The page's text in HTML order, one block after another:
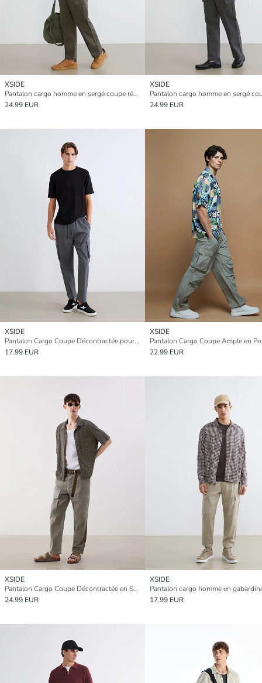
XSIDE
Pantalon cargo homme en sergé coupe régulière
24.99 EUR
XSIDE
24.99 EUR
XSIDE
Pantalon Cargo Coupe Décontractée pour Hommes
17.99 EUR
XSIDE
22.99 EUR
XSIDE
Pantalon Cargo Coupe Décontractée en Sergé pour Hommes
24.99 EUR
XSIDE
17.99 EUR